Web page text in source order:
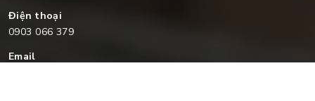
Điện thoại
0903 066 379
Email